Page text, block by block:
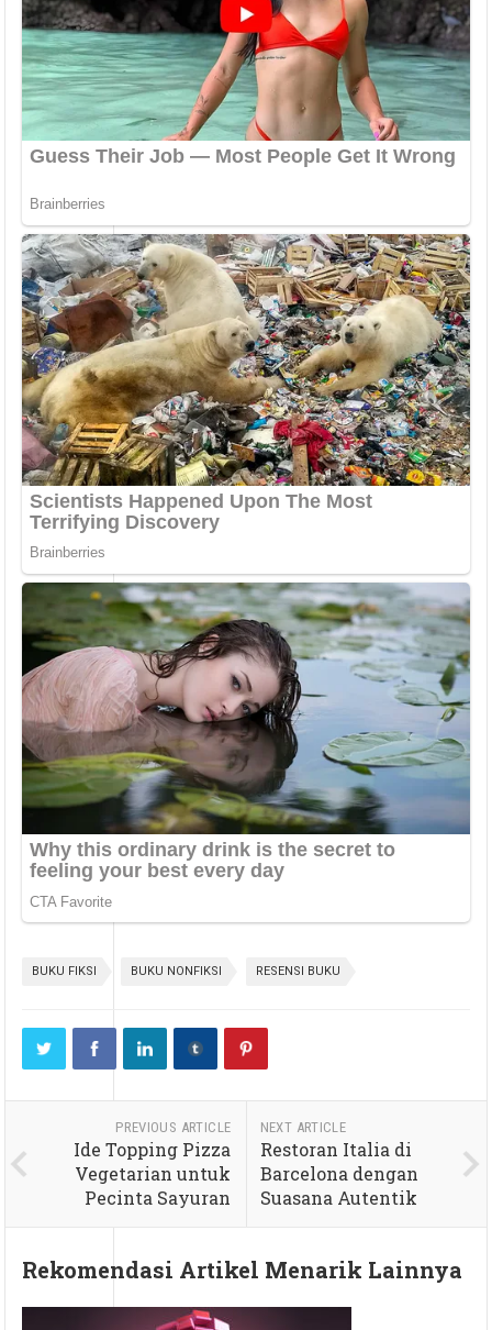
BUKU FIKSI BUKU NONFIKSI RESENSI BUKU
PREVIOUS ARTICLE
Ide Topping Pizza
Vegetarian untuk
Pecinta Sayuran
NEXT ARTICLE
Restoran Italia di
Barcelona dengan
Suasana Autentik
Rekomendasi Artikel Menarik Lainnya